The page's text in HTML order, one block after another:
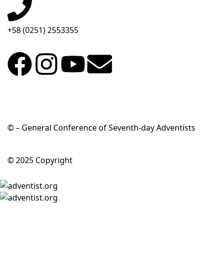
+58 (0251) 2553355
© – General Conference of Seventh-day Adventists
© 2025 Copyright